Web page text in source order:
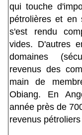
qui touche
pétrolières et en
s'est rendu
vides. D'autres
domaines
revenus des
main de
Obiang. En
année près de
revenus